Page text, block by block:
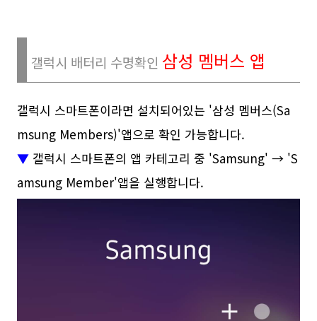
갤럭시 배터리 수명확인 삼성 멤버스 앱
갤럭시 스마트폰이라면 설치되어있는 '삼성 멤버스(Sa
msung Members)'앱으로 확인 가능합니다.
▼ 갤럭시 스마트폰의 앱 카테고리 중 'Samsung' → 'S
amsung Member'앱을 실행합니다.